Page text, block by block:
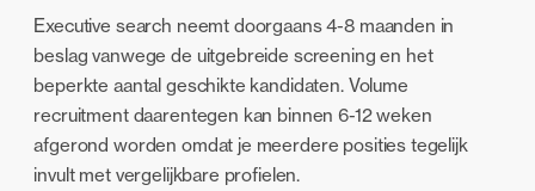
Executive search neemt doorgaans 4-8 maanden in
beslag vanwege de uitgebreide screening en het
beperkte aantal geschikte kandidaten. Volume
recruitment daarentegen kan binnen 6-12 weken
afgerond worden omdat je meerdere posities tegelijk
invult met vergelijkbare profielen.